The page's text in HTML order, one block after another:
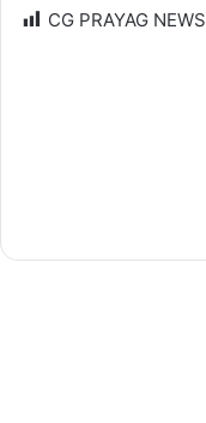
CG PRAYAG NEWS